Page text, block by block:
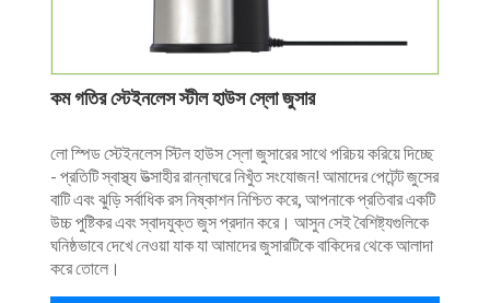
কম গতির স্টেইনলেস স্টীল হাউস স্লো জুসার
লো স্পিড স্টেইনলেস স্টিল হাউস স্লো জুসারের সাথে পরিচয় করিয়ে দিচ্ছে
- প্রতিটি স্বাস্থ্য উত্সাহীর রান্নাঘরে নিখুঁত সংযোজন! আমাদের পেটেন্ট জুসের
বাটি এবং ঝুড়ি সর্বাধিক রস নিষ্কাশন নিশ্চিত করে, আপনাকে প্রতিবার একটি
উচ্চ পুষ্টিকর এবং স্বাদযুক্ত জুস প্রদান করে। আসুন সেই বৈশিষ্ট্যগুলিকে
ঘনিষ্ঠভাবে দেখে নেওয়া যাক যা আমাদের জুসারটিকে বাকিদের থেকে আলাদা
করে তোলে।